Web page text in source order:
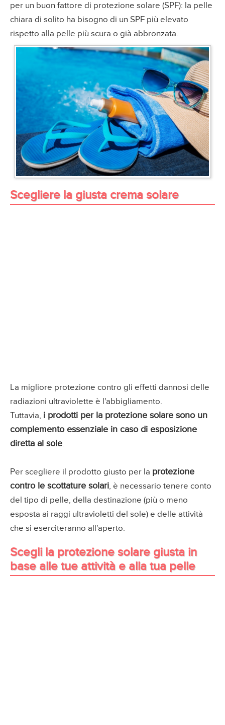
per un buon fattore di protezione solare (SPF): la pelle
chiara di solito ha bisogno di un SPF più elevato
rispetto alla pelle più scura o già abbronzata.
Scegliere la giusta crema solare
La migliore protezione contro gli effetti dannosi delle
radiazioni ultraviolette è l'abbigliamento.
Tuttavia, i prodotti per la protezione solare sono un
complemento essenziale in caso di esposizione
diretta al sole.
Per scegliere il prodotto giusto per la protezione
contro le scottature solari, è necessario tenere conto
del tipo di pelle, della destinazione (più o meno
esposta ai raggi ultravioletti del sole) e delle attività
che si eserciteranno all'aperto.
Scegli la protezione solare giusta in
base alle tue attività e alla tua pelle